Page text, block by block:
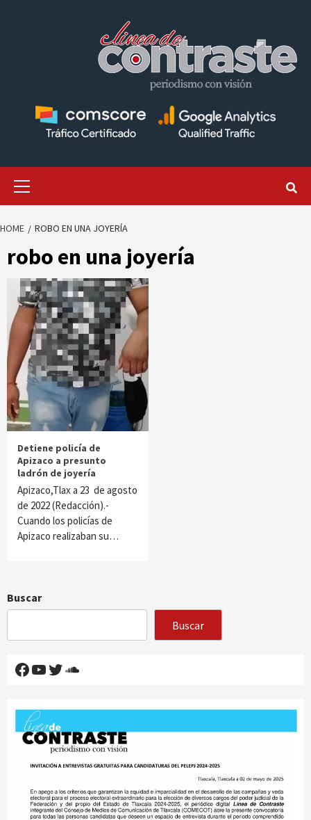
HOME ROBO EN UNA JOYERÍA
robo en una joyería
Detiene policía de
Apizaco a presunto
ladrón de joyería
Apizaco,Tlax a 23 de agosto
de 2022 (Redacción).-
Cuando los policías de
Apizaco realizaban su…
Buscar
Buscar
Facebook
YouTube
Twitter
SoundCloud